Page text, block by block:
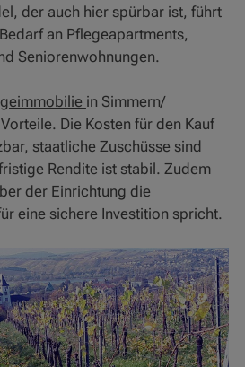
der auch hier spürbar ist, führt
an Pflegeapartments,
Seniorenwohnungen.
in Simmern/
Die Kosten für den Kauf
staatliche Zuschüsse sind
Rendite ist stabil. Zudem
der Einrichtung die
eine sichere Investition spricht.